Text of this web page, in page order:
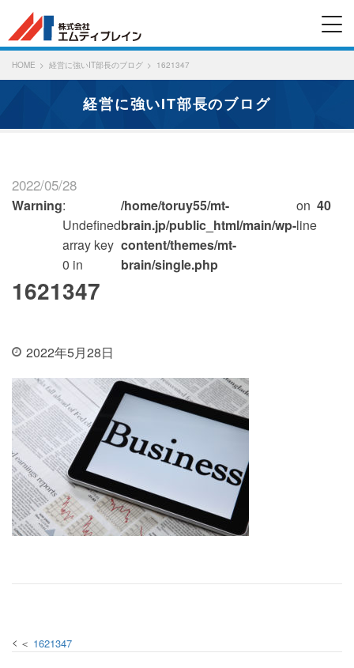
HOME 経営に強いIT部長のブログ 1621347
経営に強いIT部長のブログ
2022/05/28
Warning:
Undefined
array key
0 in
/home/toruy55/mt-
brain.jp/public_html/main/wp-
content/themes/mt-
brain/single.php
on
line
40
1621347
2022年5月28日
1621347